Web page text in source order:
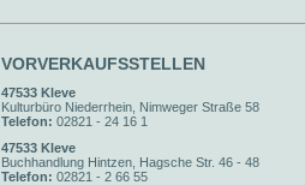
VORVERKAUFSSTELLEN
47533 Kleve
Kulturbüro Niederrhein, Nimweger Straße 58
Telefon: 02821 - 24 16 1
47533 Kleve
Buchhandlung Hintzen, Hagsche Str. 46 - 48
Telefon: 02821 - 2 66 55